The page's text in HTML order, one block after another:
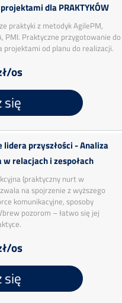
dla PRAKTYKÓW
praktyki z metodyk AgilePM,
PMI. Praktyczne przygotowanie do
projektami od planu do realizacji.
os
się
lidera przyszłości - Analiza
relacjach i zespołach
(praktyczny nurt w
na spojrzenie z wyższego
komunikacyjne, sposoby
pozorom – łatwo się jej
os
się